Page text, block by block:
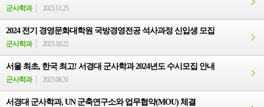
군사학과 2023.11.25
2024 전기 경영문화대학원 국방경영전공 석사과정 신입생 모집
군사학과 2023.10.22
서울 최초, 한국 최고! 서경대 군사학과 2024년도 수시모집 안내
군사학과 2023.08.31
서경대 군사학과, UN 군축연구소와 업무협약(MOU) 체결